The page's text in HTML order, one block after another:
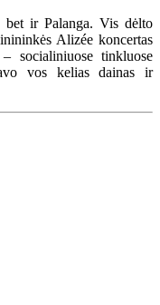
bet ir Palanga. Vis dėlto
Alizée koncertas
socialiniuose tinkluose
vos kelias dainas ir